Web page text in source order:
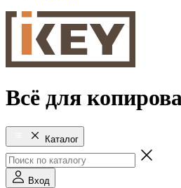
Всё для
Каталог
Вход